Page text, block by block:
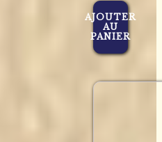
AJOUTER
AU
PANIER